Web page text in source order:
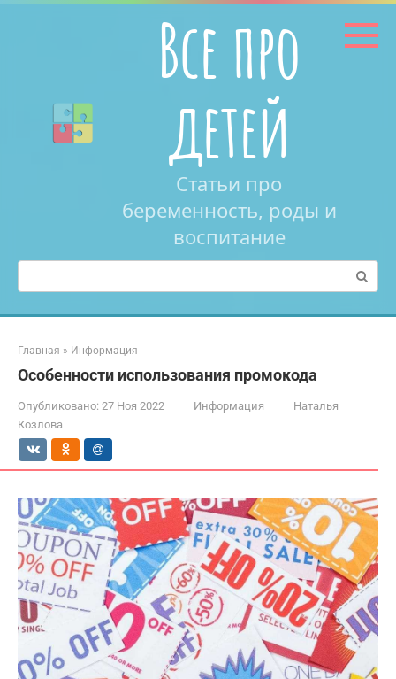
Перейти
Все про
детей
Статьи про
беременность, роды и
воспитание
Поиск:
Главная » Информация
Особенности использования промокода
Опубликовано: 27 Ноя 2022 Информация
Наталья
Козлова